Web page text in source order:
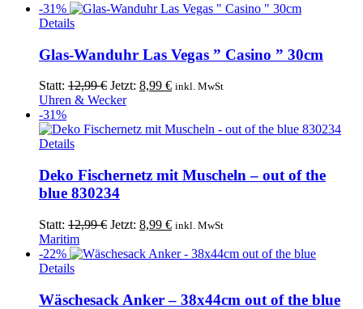
-31%
Details
Glas-Wanduhr Las Vegas ” Casino ” 30cm
Statt: 12,99€ Ursprünglicher
Preis
12,99 €
Jetzt: 8,99 €Aktueller
8,99 €.
inkl. MwSt
Uhren & Wecker
-31%
Details
Deko Fischernetz mit Muscheln – out of the
blue 830234
Statt: 12,99€ Ursprünglicher
war:
Jetzt: 8,99 €Aktueller
ist:
inkl. MwSt
Maritim
-22%
Details
Wäschesack Anker – 38x44cm out of the blue